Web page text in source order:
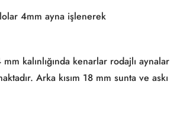
4mm ayna işlenerek
kalınlığında kenarlar rodajlı aynalar
Arka kısım 18 mm sunta ve askı